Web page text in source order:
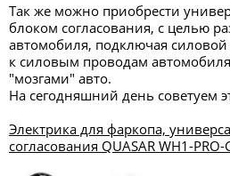
Так же можно приобрести
блоком согласования, с целью
автомобиля, подключая силовой
к силовым проводам
"мозгами" авто.
На сегодняшний день советуем
Электрика для фаркопа,
согласования QUASAR WH1-